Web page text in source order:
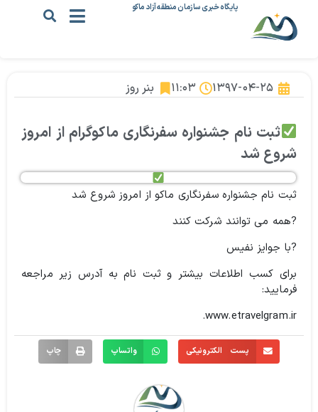
پایگاه خبری سازمان منطقه آزاد ماکو
۱۳۹۷-۰۴-۲۵ ۱۱:۰۳ بنر روز
ثبت نام جشنواره سفرنگاری ماکوگرام از امروز
شروع شد
ثبت نام جشنواره سفرنگاری ماکو از امروز شروع شد
?همه می توانند شرکت کنند
?با جوایز نفیس
برای کسب اطلاعات بیشتر و ثبت نام به آدرس زیر مراجعه
فرمایید:
www.etravelgram.ir.
پست الکترونیکی واتساپ چاپ